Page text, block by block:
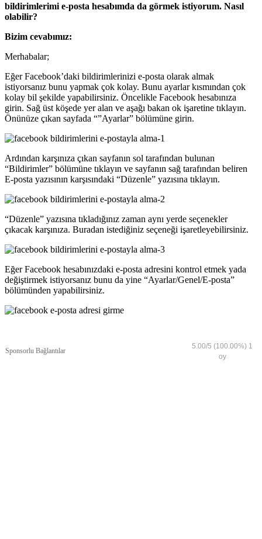
bildirimlerimi e-posta hesabımda da görmek istiyorum. Nasıl
olabilir?
Bizim cevabımız:
Merhabalar;
Eğer Facebook’daki bildirimlerinizi e-posta olarak almak
istiyorsanız bunu yapmak çok kolay. Bunu ayarlar kısmından çok
kolay bil şekilde yapabilirsiniz. Öncelikle Facebook hesabınıza
girin. Sağ üst köşede yer alan ve aşağı bakan ok işaretine tıklayın.
Önünüze çıkan sayfada “”Ayarlar” bölümüne girin.
Ardından karşınıza çıkan sayfanın sol tarafından bulunan
“Bildirimler” bölümüne tıklayın ve sayfanın sağ tarafından beliren
E-posta yazısının karşısındaki “Düzenle” yazısına tıklayın.
“Düzenle” yazısına tıkladığınız zaman aynı yerde seçenekler
çıkacak karşınıza. Buradan istediğiniz seçeneği işaretleyebilirsiniz.
Eğer Facebook hesabınızdaki e-posta adresini kontrol etmek yada
değiştirmek istiyorsanız bunu da yine “Ayarlar/Genel/E-posta”
bölümünden yapabilirsiniz.
5.00/5 (100.00%) 1
oy
Sponsorlu Bağlantılar